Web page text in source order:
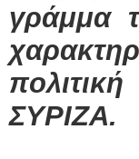
γράμμα
ΣΥΡΙΖΑ.